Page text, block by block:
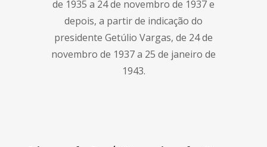
de 1935 a 24 de novembro de 1937 e
depois, a partir de indicação do
presidente Getúlio Vargas, de 24 de
novembro de 1937 a 25 de janeiro de
1943.